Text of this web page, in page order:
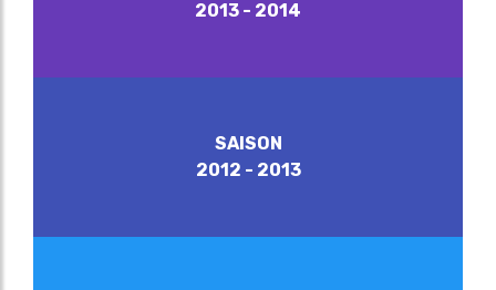
2013 - 2014
SAISON
2012 - 2013